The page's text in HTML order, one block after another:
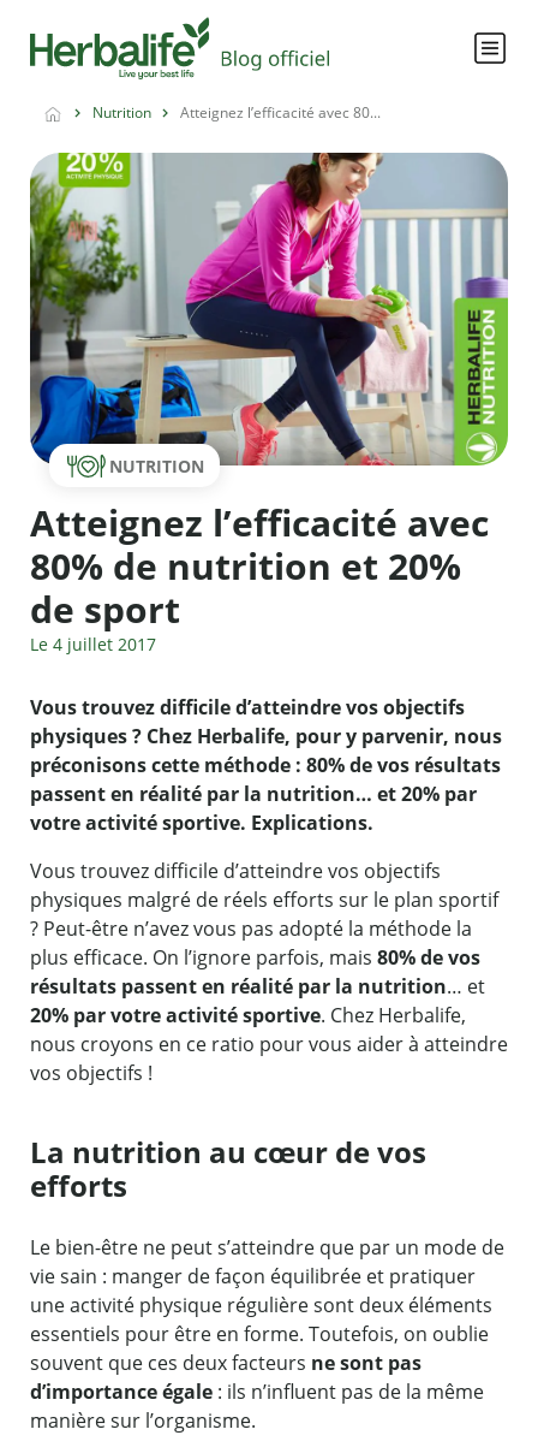
Nutrition Atteignez l’efficacité avec 80...
NUTRITION
Atteignez l’efficacité avec
80% de nutrition et 20%
de sport
Le 4 juillet 2017
Vous trouvez difficile d’atteindre vos objectifs
physiques ? Chez Herbalife, pour y parvenir, nous
préconisons cette méthode : 80% de vos résultats
passent en réalité par la nutrition… et 20% par
votre activité sportive. Explications.
Vous trouvez difficile d’atteindre vos objectifs
physiques malgré de réels efforts sur le plan sportif
? Peut-être n’avez vous pas adopté la méthode la
plus efficace. On l’ignore parfois, mais 80% de vos
résultats passent en réalité par la nutrition… et
20% par votre activité sportive. Chez Herbalife,
nous croyons en ce ratio pour vous aider à atteindre
vos objectifs !
La nutrition au cœur de vos
efforts
Le bien-être ne peut s’atteindre que par un mode de
vie sain : manger de façon équilibrée et pratiquer
une activité physique régulière sont deux éléments
essentiels pour être en forme. Toutefois, on oublie
souvent que ces deux facteurs ne sont pas
d’importance égale : ils n’influent pas de la même
manière sur l’organisme.